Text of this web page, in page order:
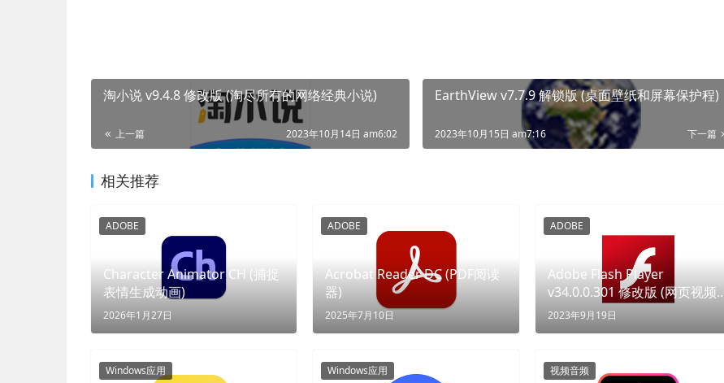
淘小说 v9.4.8 修改版 (淘尽所有的网络经典小说)
上一篇 2023年10月14日 am6:02
EarthView v7.7.9 解锁版 (桌面壁纸和屏幕保护程)
下一篇
2023年10月15日 am7:16
相关推荐
Character Animator CH (捕捉
表情生成动画)
2026年1月27日
ADOBE
Acrobat Reader DC (PDF阅读
器)
2025年7月10日
ADOBE
Adobe Flash Player
v34.0.0.301 修改版 (网页视频
动画播放支持插件) (重燃Flash
2023年9月19日
ADOBE
Windows应用 Windows应用 视频音频